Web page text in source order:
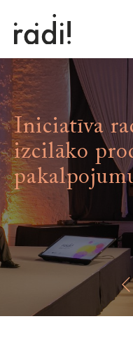
Iniciatīva
izcilāko